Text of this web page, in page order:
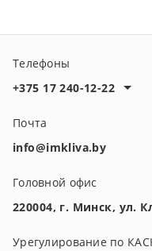
Телефоны
+375 17 240-12-22
Почта
info@imkliva.by
Головной офис
220004, г. Минск, ул.
Урегулирование по